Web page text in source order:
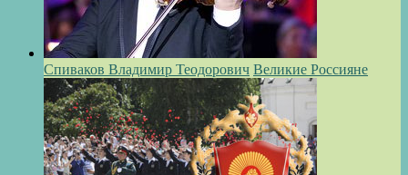
Спиваков Владимир Теодорович Великие Россияне